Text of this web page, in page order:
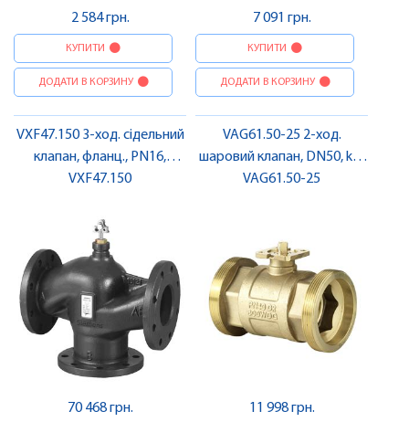
2 584 грн.
КУПИТИ
ДОДАТИ В КОРЗИНУ
7 091 грн.
КУПИТИ
ДОДАТИ В КОРЗИНУ
VXF47.150 3-ход. сідельний
клапан, фланц., PN16,
DN150 | SIEMENS
VXF47.150
70 468 грн.
VAG61.50-25 2-ход.
шаровий клапан, DN50, kvs
25 | SIEMENS
VAG61.50-25
11 998 грн.